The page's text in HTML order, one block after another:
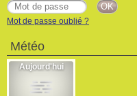
Mot de passe oublié ?
Météo